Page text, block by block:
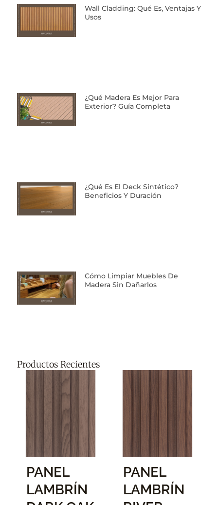
Wall Cladding: Qué Es, Ventajas Y
Usos
¿Qué Madera Es Mejor Para
Exterior? Guía Completa
¿Qué Es El Deck Sintético?
Beneficios Y Duración
Cómo Limpiar Muebles De
Madera Sin Dañarlos
Productos Recientes
PANEL
LAMBRÍN
PANEL
LAMBRÍN